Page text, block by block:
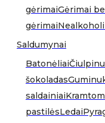
gėrimaiGėrimai
gėrimai
Saldumynai
Batonėliai
šokoladas
saldainiai
pastilėsLedai